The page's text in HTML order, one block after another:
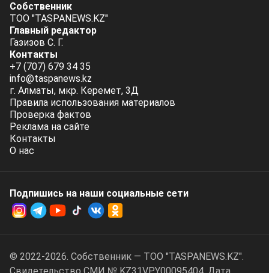
Собственник
ТОО "TASPANEWS.KZ"
Главный редактор
Газизов С. Г.
Контакты
+7 (707) 679 34 35
info@taspanews.kz
г. Алматы, мкр. Керемет, 3Д
Правила использования материалов
Проверка фактов
Реклама на сайте
Контакты
О нас
Подпишись на наши социальные cети
© 2022-2026. Собственник — ТОО "TASPANEWS.KZ".